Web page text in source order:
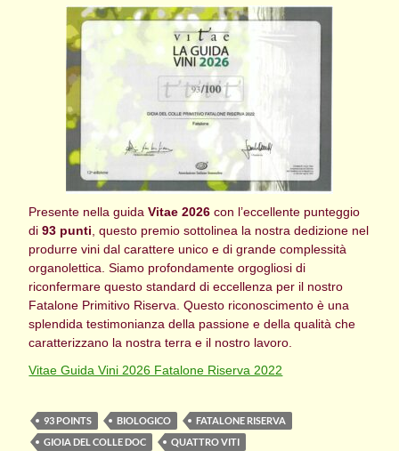
Presente nella guidaVitae 2026 con l’eccellente punteggio
di93 punti , questo premio sottolinea la nostra dedizione nel
produrre vini dal carattere unico e di grande complessità
organolettica. Siamo profondamente orgogliosi di
riconfermare questo standard di eccellenza per il nostro
Fatalone Primitivo Riserva. Questo riconoscimento è una
splendida testimonianza della passione e della qualità che
caratterizzano la nostra terra e il nostro lavoro.
Vitae Guida Vini 2026 Fatalone Riserva 2022
93 POINTS BIOLOGICO
FATALONE RISERVA
GIOIA DEL COLLE DOC
QUATTRO VITI